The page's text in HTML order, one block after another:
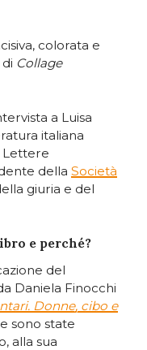
colorata e
Collage
a Luisa
italiana
Lettere
dellaSocietà
giuria e del
e perché?
del
Daniela Finocchi
Donne, cibo e
sono state
alla sua